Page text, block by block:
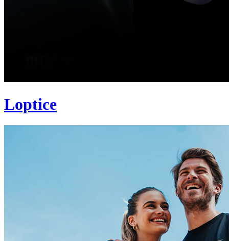
Loptice